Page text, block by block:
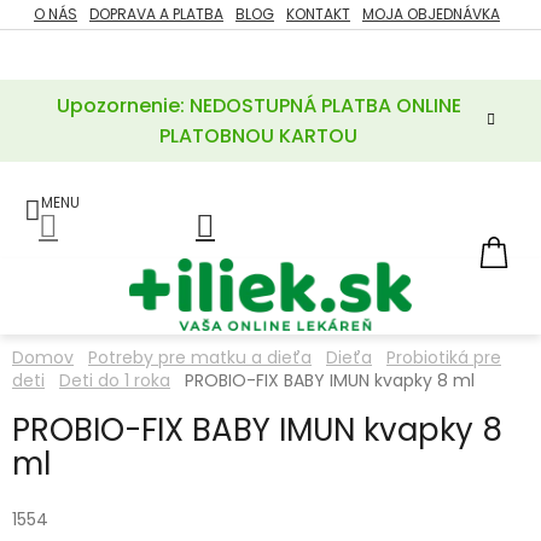
Prejsť
na
Upozornenie: NEDOSTUPNÁ PLATBA ONLINE
PLATOBNOU KARTOU
O NÁS DOPRAVA A PLATBA BLOG KONTAKT MOJA OBJEDNÁVKA
ZĽAVY
POTREBY
A
LIEKY
VITAMÍNY
MINERÁLY
Domov Potreby pre matku a dieťa Dieťa
Probiotiká pre
deti
Deti do 1 roka PROBIO-FIX BABY IMUN kvapky 8 ml
PROBIO-FIX BABY IMUN kvapky 8
ml
1554